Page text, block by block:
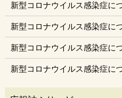
新型コロナウイルス感染症に
新型コロナウイルス感染症に
新型コロナウイルス感染症に
新型コロナウイルス感染症に